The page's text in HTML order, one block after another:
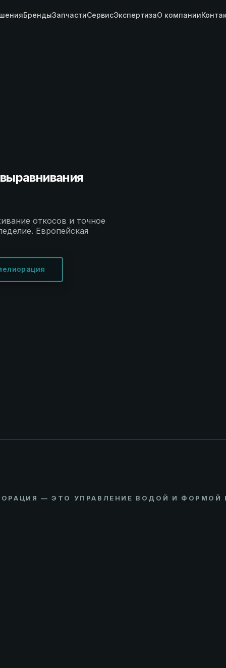
БрендыЗапчастиСервисЭкспертизаО компании
откосов и точное
Европейская
— ЭТО УПРАВЛЕНИЕ ВОДОЙ И ФОРМОЙ